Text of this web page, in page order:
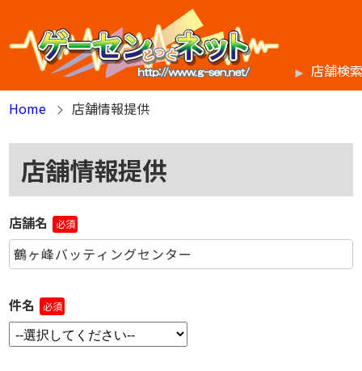
店舗検
Home
店舗情報提供
店舗情報提供
店舗名 必須
件名 必須